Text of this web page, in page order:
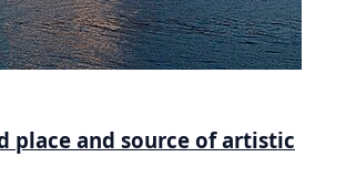
place and source of artistic